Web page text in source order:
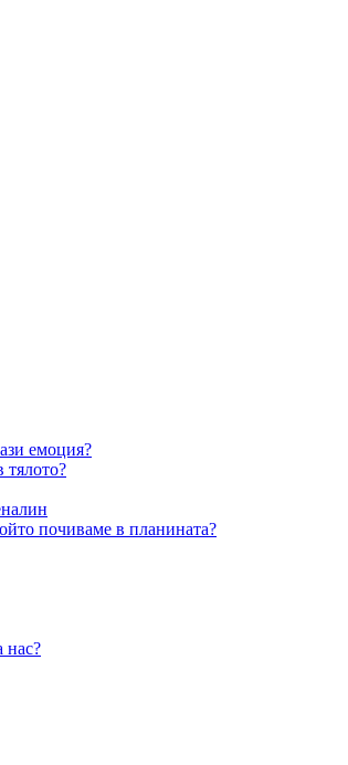
емоция?
тялото?
почиваме в планината?
нас?